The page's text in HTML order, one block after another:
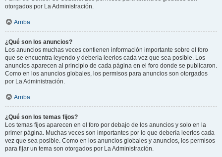
otorgados por La Administración.
Arriba
¿Qué son los anuncios?
Los anuncios muchas veces contienen información importante sobre el foro
que se encuentra leyendo y debería leerlos cada vez que sea posible. Los
anuncios aparecen al principio de cada página en el foro donde se publicaron.
Como en los anuncios globales, los permisos para anuncios son otorgados
por La Administración.
Arriba
¿Qué son los temas fijos?
Los temas fijos aparecen en el foro por debajo de los anuncios y solo en la
primer página. Muchas veces son importantes por lo que debería leerlos cada
vez que sea posible. Como en los anuncios globales y anuncios, los permisos
para fijar un tema son otorgados por La Administración.